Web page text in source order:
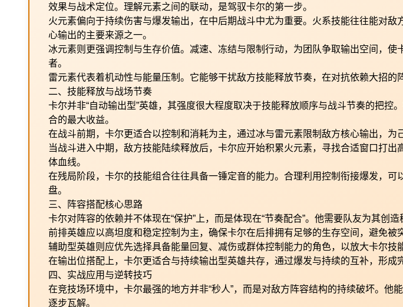
效果与战术定位。理解元素之间的联动，是驾驭卡尔的第一步。
火元素偏向于持续伤害与爆发输出，在中后期战斗中尤为重要。火系技能往往能对敌
心输出的主要来源之一。
冰元素则更强调控制与生存价值。减速、冻结与限制行动，为团队争取输出空间，使
者。
雷元素代表着机动性与能量压制。它能够干扰敌方技能释放节奏，在对抗依赖大招的
二、技能释放与战场节奏
卡尔并非“自动输出型”英雄，其强度很大程度取决于技能释放顺序与战斗节奏的把控
合的最大收益。
在战斗前期，卡尔更适合以控制和消耗为主，通过冰与雷元素限制敌方核心输出，为
当战斗进入中期，敌方技能陆续释放后，卡尔应开始积累火元素，寻找合适窗口打出
体血线。
在残局阶段，卡尔的技能组合往往具备一锤定音的能力。合理利用控制衔接爆发，可
盘。
三、阵容搭配核心思路
卡尔对阵容的依赖并不体现在“保护”上，而是体现在“节奏配合”。他需要队友为其创造
前排英雄应以高坦度和稳定控制为主，确保卡尔在后排拥有足够的生存空间，避免被
辅助型英雄则应优先选择具备能量回复、减伤或群体控制能力的角色，以放大卡尔技
在输出位搭配上，卡尔更适合与持续输出型英雄共存，通过爆发与持续的互补，形成
四、实战应用与逆转技巧
在竞技场环境中，卡尔最强的地方并非“秒人”，而是对敌方阵容结构的持续破坏。他
逐步瓦解。